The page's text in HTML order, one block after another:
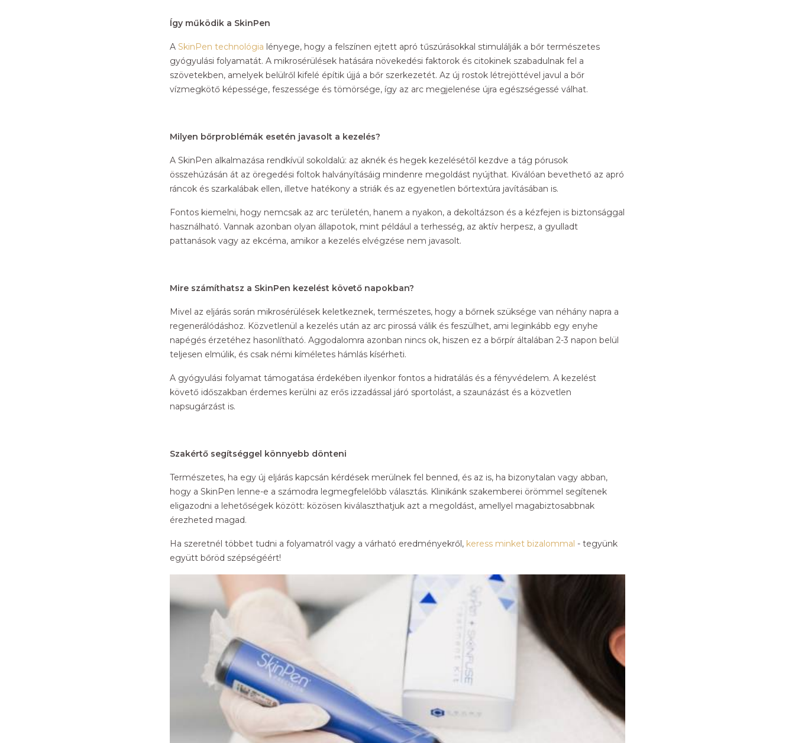
Így működik a SkinPen
A SkinPen technológia lényege, hogy a felszínen ejtett apró tűszúrásokkal stimulálják a bőr természetes
gyógyulási folyamatát. A mikrosérülések hatására növekedési faktorok és citokinek szabadulnak fel a
szövetekben, amelyek belülről kifelé építik újjá a bőr szerkezetét. Az új rostok létrejöttével javul a bőr
vízmegkötő képessége, feszessége és tömörsége, így az arc megjelenése újra egészségessé válhat.
Milyen bőrproblémák esetén javasolt a kezelés?
A SkinPen alkalmazása rendkívül sokoldalú: az aknék és hegek kezelésétől kezdve a tág pórusok
összehúzásán át az öregedési foltok halványításáig mindenre megoldást nyújthat. Kiválóan bevethető az apró
ráncok és szarkalábak ellen, illetve hatékony a striák és az egyenetlen bőrtextúra javításában is.
Fontos kiemelni, hogy nemcsak az arc területén, hanem a nyakon, a dekoltázson és a kézfejen is biztonsággal
használható. Vannak azonban olyan állapotok, mint például a terhesség, az aktív herpesz, a gyulladt
pattanások vagy az ekcéma, amikor a kezelés elvégzése nem javasolt.
Mire számíthatsz a SkinPen kezelést követő napokban?
Mivel az eljárás során mikrosérülések keletkeznek, természetes, hogy a bőrnek szüksége van néhány napra a
regenerálódáshoz. Közvetlenül a kezelés után az arc pirossá válik és feszülhet, ami leginkább egy enyhe
napégés érzetéhez hasonlítható. Aggodalomra azonban nincs ok, hiszen ez a bőrpír általában 2-3 napon belül
teljesen elmúlik, és csak némi kíméletes hámlás kísérheti.
A gyógyulási folyamat támogatása érdekében ilyenkor fontos a hidratálás és a fényvédelem. A kezelést
követő időszakban érdemes kerülni az erős izzadással járó sportolást, a szaunázást és a közvetlen
napsugárzást is.
Szakértő segítséggel könnyebb dönteni
Természetes, ha egy új eljárás kapcsán kérdések merülnek fel benned, és az is, ha bizonytalan vagy abban,
hogy a SkinPen lenne-e a számodra legmegfelelőbb választás. Klinikánk szakemberei örömmel segítenek
eligazodni a lehetőségek között: közösen kiválaszthatjuk azt a megoldást, amellyel magabiztosabbnak
érezheted magad.
Ha szeretnél többet tudni a folyamatról vagy a várható eredményekről, keress minket bizalommal - tegyünk
együtt bőröd szépségéért!